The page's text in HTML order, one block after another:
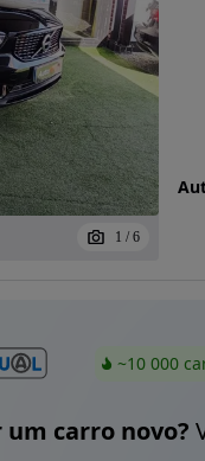
1 / 6
~10 000
carro novo?